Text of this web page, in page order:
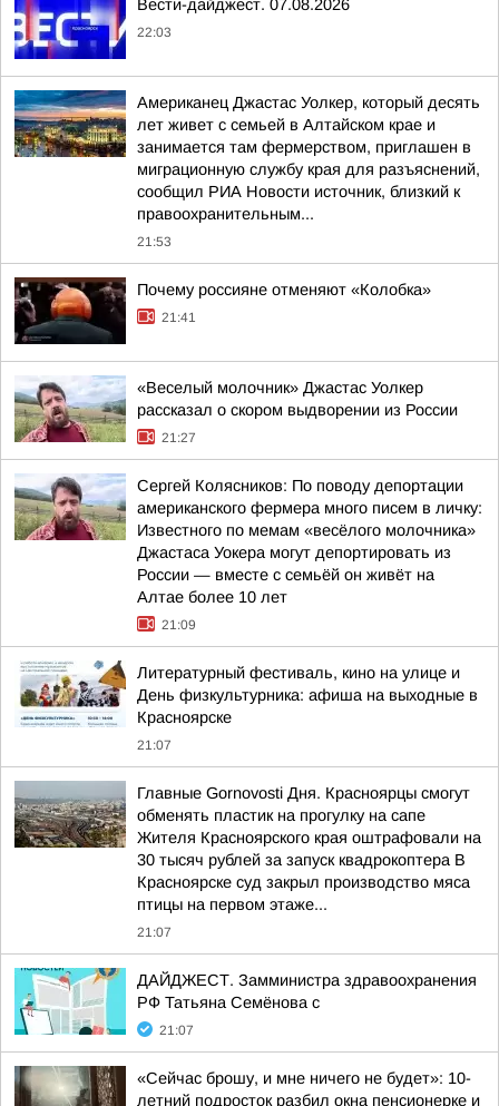
Вести-дайджест. 07.08.2026
22:03
Американец Джастас Уолкер, который десять
лет живет с семьей в Алтайском крае и
занимается там фермерством, приглашен в
миграционную службу края для разъяснений,
сообщил РИА Новости источник, близкий к
правоохранительным...
21:53
Почему россияне отменяют «Колобка»
21:41
«Веселый молочник» Джастас Уолкер
рассказал о скором выдворении из России
21:27
Сергей Колясников: По поводу депортации
американского фермера много писем в личку:
Известного по мемам «весёлого молочника»
Джастаса Уокера могут депортировать из
России — вместе с семьёй он живёт на
Алтае более 10 лет
21:09
Литературный фестиваль, кино на улице и
День физкультурника: афиша на выходные в
Красноярске
21:07
Главные Gornovosti Дня. Красноярцы смогут
обменять пластик на прогулку на сапе
Жителя Красноярского края оштрафовали на
30 тысяч рублей за запуск квадрокоптера В
Красноярске суд закрыл производство мяса
птицы на первом этаже...
21:07
ДАЙДЖЕСТ. Замминистра здравоохранения
РФ Татьяна Семёнова с
21:07
«Сейчас брошу, и мне ничего не будет»: 10-
летний подросток разбил окна пенсионерке и